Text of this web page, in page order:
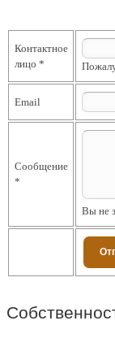
Контактное
лицо *
Email
Сообщение
*
Вы не